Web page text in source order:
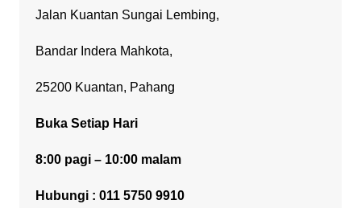
Jalan Kuantan Sungai Lembing,
Bandar Indera Mahkota,
25200 Kuantan, Pahang
Buka Setiap Hari
8:00 pagi – 10:00 malam
Hubungi : 011 5750 9910